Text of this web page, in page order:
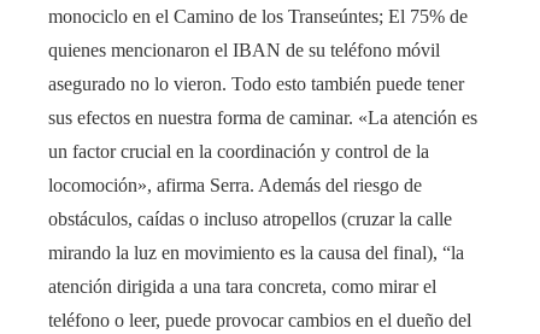
monociclo en el Camino de los Transeúntes; El 75% de
quienes mencionaron el IBAN de su teléfono móvil
asegurado no lo vieron. Todo esto también puede tener
sus efectos en nuestra forma de caminar. «La atención es
un factor crucial en la coordinación y control de la
locomoción», afirma Serra. Además del riesgo de
obstáculos, caídas o incluso atropellos (cruzar la calle
mirando la luz en movimiento es la causa del final), “la
atención dirigida a una tara concreta, como mirar el
teléfono o leer, puede provocar cambios en el dueño del